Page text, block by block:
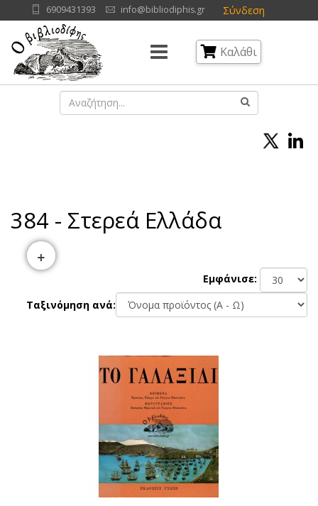
Σύνδεση
6909431393 info@bibliodiphis.gr
Καλάθι
384 - Στερεά Ελλάδα
Εμφάνισε:
Ταξινόμηση ανά:
+